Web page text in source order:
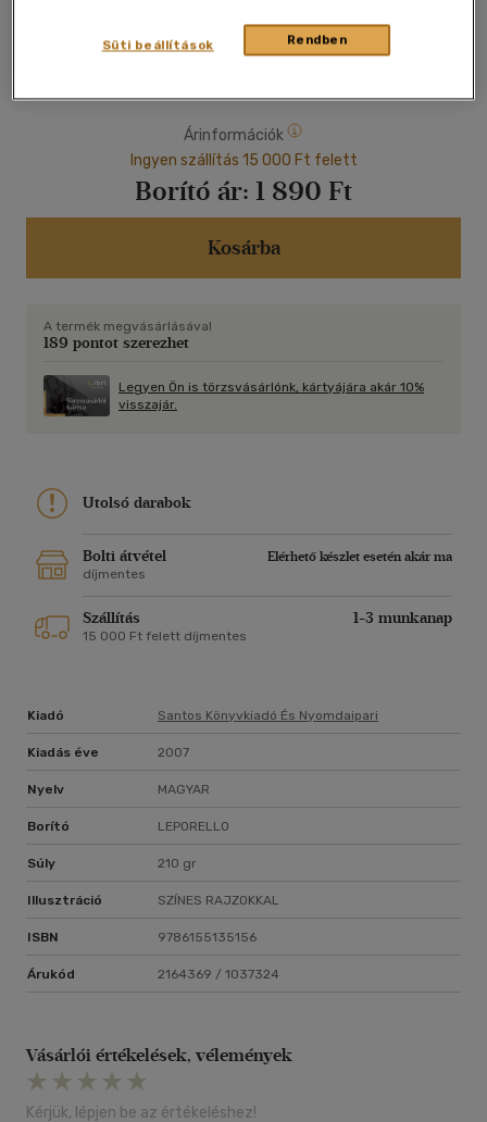
A jól ismert történet a királyfiról. Színes rajzokkal, gyermekek
Árinformációk
Ingyen szállítás 15 000 Ft felett
Borító ár: 1 890 Ft
Kosárba
A termék megvásárlásával
189 pontot szerezhet
Legyen Ön is törzsvásárlónk, kártyájára akár 10%
visszajár.
Utolsó darabok
Bolti átvétel
Elérhető készlet esetén akár ma
díjmentes
Szállítás 1-3 munkanap
15 000 Ft felett díjmentes
Kiadó Santos Könyvkiadó És Nyomdaipari
Kiadás éve 2007
Nyelv MAGYAR
Borító LEPORELLO
Súly 210 gr
Illusztráció SZÍNES RAJZOKKAL
ISBN 9786155135156
Árukód 2164369 / 1037324
Vásárlói értékelések, vélemények
Kérjük, lépjen be az értékeléshez!
Rendben
Süti beállítások